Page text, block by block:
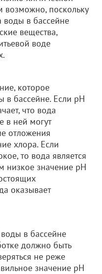
возможно, поскольку
воды в бассейне
вещества,
воде
которое
в бассейне. Если pH
что вода
в ней могут
отложения
хлора. Если
то вода является
низкое значение pH
оказывает
в бассейне
должно быть
не реже
значение pH